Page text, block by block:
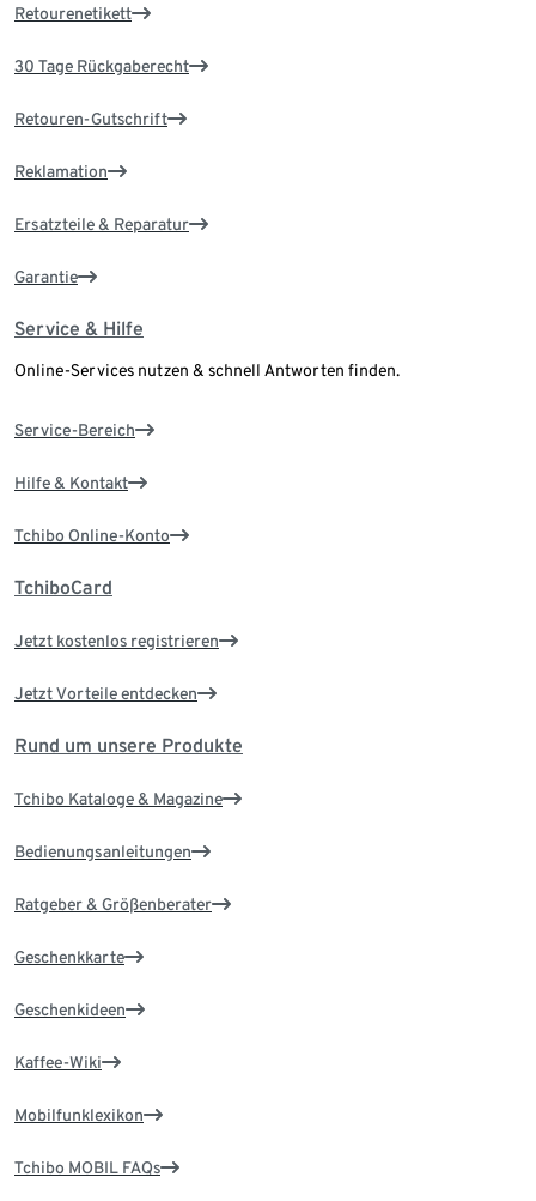
Retourenetikett
30 Tage Rückgaberecht
Retouren-Gutschrift
Reklamation
Ersatzteile & Reparatur
Garantie
Service & Hilfe
Online-Services nutzen & schnell Antworten finden.
Service-Bereich
Hilfe & Kontakt
Tchibo Online-Konto
TchiboCard
Jetzt kostenlos registrieren
Jetzt Vorteile entdecken
Rund um unsere Produkte
Tchibo Kataloge & Magazine
Bedienungsanleitungen
Ratgeber & Größenberater
Geschenkkarte
Geschenkideen
Kaffee-Wiki
Mobilfunklexikon
Tchibo MOBIL FAQs